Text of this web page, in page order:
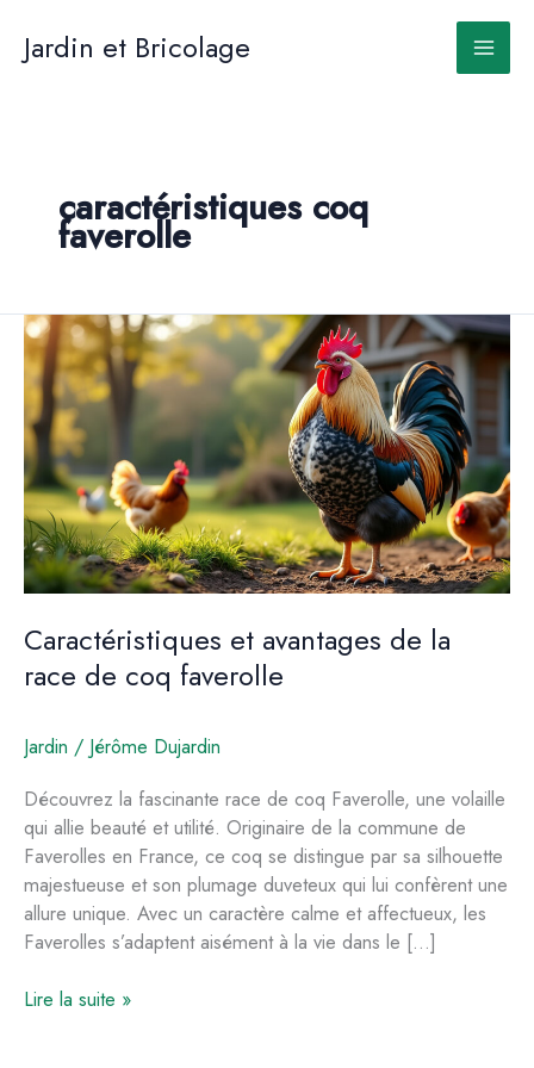
contenu
Jardin et Bricolage
caractéristiques coq
faverolle
Caractéristiques et avantages de la
race de coq faverolle
Jardin / Jérôme Dujardin
Découvrez la fascinante race de coq Faverolle, une volaille
qui allie beauté et utilité. Originaire de la commune de
Faverolles en France, ce coq se distingue par sa silhouette
majestueuse et son plumage duveteux qui lui confèrent une
allure unique. Avec un caractère calme et affectueux, les
Faverolles s’adaptent aisément à la vie dans le […]
Caractéristiques
Lire la suite »